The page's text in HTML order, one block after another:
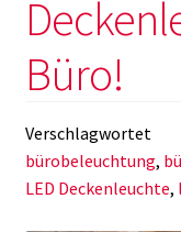
Büro!
Verschlagwortet
bürobeleuchtung,
LED Deckenleuchte,